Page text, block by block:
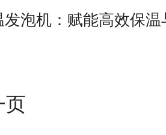
发泡机：赋能高效保
页